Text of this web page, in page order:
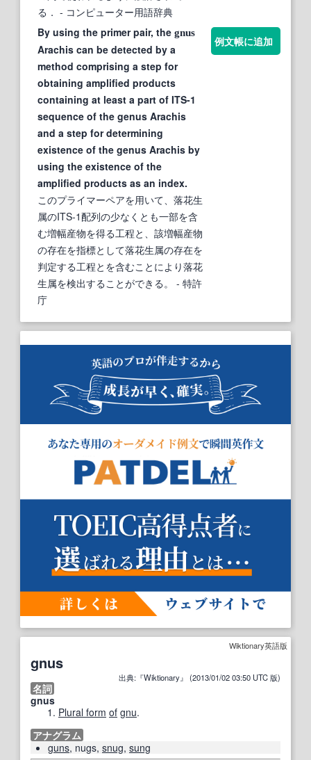
る． - コンピューター用語辞典
By using the primer pair, the gnus
Arachis can be detected by a
method comprising a step for
obtaining amplified products
containing at least a part of ITS-1
sequence of the genus Arachis
and a step for determining
existence of the genus Arachis by
using the existence of the
amplified products as an index.
このプライマーペアを用いて、落花生
属のITS-1配列の少なくとも一部を含
む増幅産物を得る工程と、該増幅産物
の存在を指標として落花生属の存在を
判定する工程とを含むことにより落花
生属を検出することができる。
- 特許
庁
例文帳に追加
Wiktionary英語版
gnus
出典:『Wiktionary』 (2013/01/02 03:50 UTC 版)
名詞
gnus
Plural form of gnu.
アナグラム
guns, nugs, snug, sung